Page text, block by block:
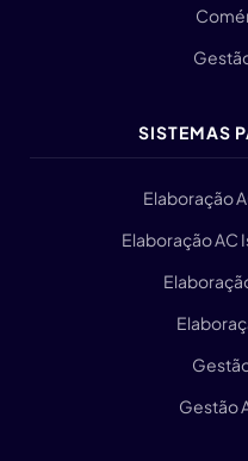
SISTEMAS
Elaboração
Elaboração AC
Gestão